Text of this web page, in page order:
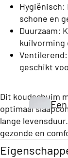
Vo
uw
be
en
ons
Budget
Boxsprin
gs
Een
pers
oon
s
Hygiënisch:
schone en
Duurzaam:
kuilvorming
geschikt
Dit koudschuim
optimaal
lange
gezonde en